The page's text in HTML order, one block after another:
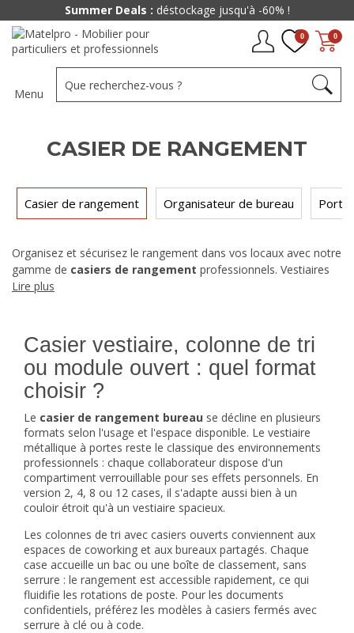
0
0
Menu
CASIER DE RANGEMENT
Casier de rangement Organisateur de bureau
Organisez et sécurisez le rangement dans vos locaux avec notre
gamme de casiers de rangement professionnels. Vestiaires
métalliques, colonnes à casiers ou modules empilables : des
Lire plus
Casier vestiaire, colonne de tri
ou module ouvert : quel format
choisir ?
Le casier de rangement bureau se décline en plusieurs
formats selon l'usage et l'espace disponible. Le vestiaire
métallique à portes reste le classique des environnements
professionnels : chaque collaborateur dispose d'un
compartiment verrouillable pour ses effets personnels. En
version 2, 4, 8 ou 12 cases, il s'adapte aussi bien à un
couloir étroit qu'à un vestiaire spacieux.
Les colonnes de tri avec casiers ouverts conviennent aux
espaces de coworking et aux bureaux partagés. Chaque
case accueille un bac ou une boîte de classement, sans
serrure : le rangement est accessible rapidement, ce qui
fluidifie les rotations de poste. Pour les documents
confidentiels, préférez les modèles à casiers fermés avec
serrure à clé ou à code.
Summer Deals : déstockage jusqu'à -60% !